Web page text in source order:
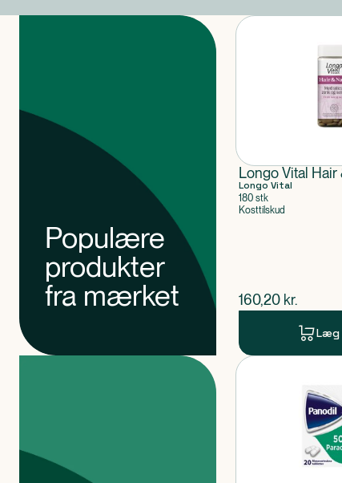
Populære
produkter
fra mærket
Longo Vital Hair
Longo Vital
180 stk
Kosttilskud
$nuværende pris
160,20 kr.
Læg